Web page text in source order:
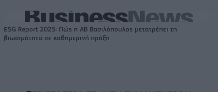
ESG Report 2025: Πώς η ΑΒ Βασιλόπουλος μετατρέπει τη
βιωσιμότητα σε καθημερινή πράξη